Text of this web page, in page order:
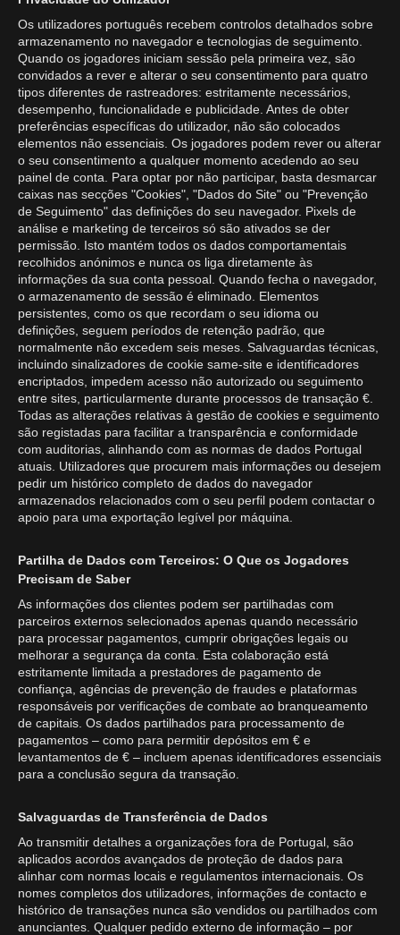
Os utilizadores português recebem controlos detalhados sobre
armazenamento no navegador e tecnologias de seguimento.
Quando os jogadores iniciam sessão pela primeira vez, são
convidados a rever e alterar o seu consentimento para quatro
tipos diferentes de rastreadores: estritamente necessários,
desempenho, funcionalidade e publicidade. Antes de obter
preferências específicas do utilizador, não são colocados
elementos não essenciais. Os jogadores podem rever ou alterar
o seu consentimento a qualquer momento acedendo ao seu
painel de conta. Para optar por não participar, basta desmarcar
caixas nas secções "Cookies", "Dados do Site" ou "Prevenção
de Seguimento" das definições do seu navegador. Pixels de
análise e marketing de terceiros só são ativados se der
permissão. Isto mantém todos os dados comportamentais
recolhidos anónimos e nunca os liga diretamente às
informações da sua conta pessoal. Quando fecha o navegador,
o armazenamento de sessão é eliminado. Elementos
persistentes, como os que recordam o seu idioma ou
definições, seguem períodos de retenção padrão, que
normalmente não excedem seis meses. Salvaguardas técnicas,
incluindo sinalizadores de cookie same-site e identificadores
encriptados, impedem acesso não autorizado ou seguimento
entre sites, particularmente durante processos de transação €.
Todas as alterações relativas à gestão de cookies e seguimento
são registadas para facilitar a transparência e conformidade
com auditorias, alinhando com as normas de dados Portugal
atuais. Utilizadores que procurem mais informações ou desejem
pedir um histórico completo de dados do navegador
armazenados relacionados com o seu perfil podem contactar o
apoio para uma exportação legível por máquina.
Partilha de Dados com Terceiros: O Que os Jogadores
Precisam de Saber
As informações dos clientes podem ser partilhadas com
parceiros externos selecionados apenas quando necessário
para processar pagamentos, cumprir obrigações legais ou
melhorar a segurança da conta. Esta colaboração está
estritamente limitada a prestadores de pagamento de
confiança, agências de prevenção de fraudes e plataformas
responsáveis por verificações de combate ao branqueamento
de capitais. Os dados partilhados para processamento de
pagamentos – como para permitir depósitos em € e
levantamentos de € – incluem apenas identificadores essenciais
para a conclusão segura da transação.
Salvaguardas de Transferência de Dados
Ao transmitir detalhes a organizações fora de Portugal, são
aplicados acordos avançados de proteção de dados para
alinhar com normas locais e regulamentos internacionais. Os
nomes completos dos utilizadores, informações de contacto e
histórico de transações nunca são vendidos ou partilhados com
anunciantes. Qualquer pedido externo de informação – por